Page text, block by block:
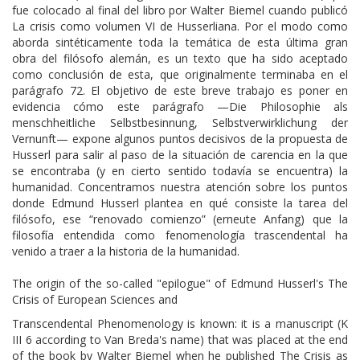
fue colocado al final del libro por Walter Biemel cuando publicó
La crisis como volumen VI de Husserliana. Por el modo como
aborda sintéticamente toda la temática de esta última gran
obra del filósofo alemán, es un texto que ha sido aceptado
como conclusión de esta, que originalmente terminaba en el
parágrafo 72. El objetivo de este breve trabajo es poner en
evidencia cómo este parágrafo —Die Philosophie als
menschheitliche Selbstbesinnung, Selbstverwirklichung der
Vernunft— expone algunos puntos decisivos de la propuesta de
Husserl para salir al paso de la situación de carencia en la que
se encontraba (y en cierto sentido todavía se encuentra) la
humanidad. Concentramos nuestra atención sobre los puntos
donde Edmund Husserl plantea en qué consiste la tarea del
filósofo, ese “renovado comienzo” (erneute Anfang) que la
filosofía entendida como fenomenología trascendental ha
venido a traer a la historia de la humanidad.
The origin of the so-called "epilogue" of Edmund Husserl's The
Crisis of European Sciences and
Transcendental Phenomenology is known: it is a manuscript (K
III 6 according to Van Breda's name) that was placed at the end
of the book by Walter Biemel when he published The Crisis as